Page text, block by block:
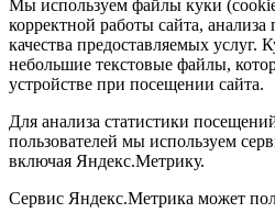
Мы используем файлы куки
корректной работы сайта,
качества предоставляемых услуг.
небольшие текстовые файлы,
устройстве при посещении сайта.
Для анализа статистики
пользователей мы используем
включая Яндекс.Метрику.
Сервис Яндекс.Метрика может